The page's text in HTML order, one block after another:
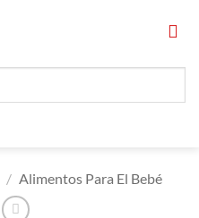
/ Alimentos Para El Bebé